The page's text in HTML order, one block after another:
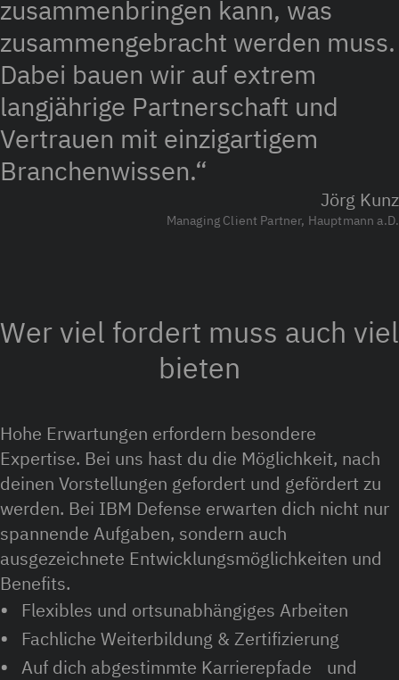
zusammenbringen kann, was
zusammengebracht werden muss.
Dabei bauen wir auf extrem
langjährige Partnerschaft und
Vertrauen mit einzigartigem
Branchenwissen.“
Jörg Kunz
Managing Client Partner, Hauptmann a.D.
Wer viel fordert muss auch viel
bieten
Hohe Erwartungen erfordern besondere
Expertise. Bei uns hast du die Möglichkeit, nach
deinen Vorstellungen gefordert und gefördert zu
werden. Bei IBM Defense erwarten dich nicht nur
spannende Aufgaben, sondern auch
ausgezeichnete Entwicklungsmöglichkeiten und
Benefits.
Flexibles und ortsunabhängiges Arbeiten
Fachliche Weiterbildung & Zertifizierung
Auf dich abgestimmte Karrierepfade und